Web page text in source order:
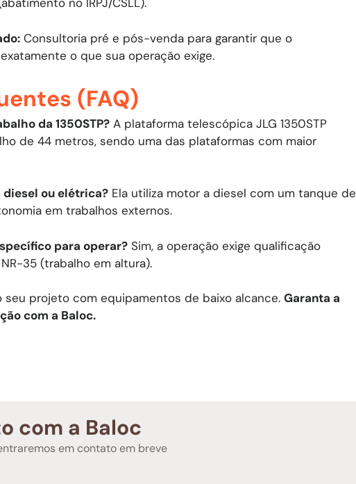
Consultoria pré e pós-venda para garantir que o
o que sua operação exige.
(FAQ)
da 1350STP? A plataforma telescópica JLG 1350STP
de 44 metros, sendo uma das plataformas com maior
ou elétrica? Ela utiliza motor a diesel com um tanque de
em trabalhos externos.
para operar? Sim, a operação exige qualificação
35 (trabalho em altura).
seu projeto com equipamentos de baixo alcance. Garanta a
com a Baloc.
com a Baloc
em contato em breve